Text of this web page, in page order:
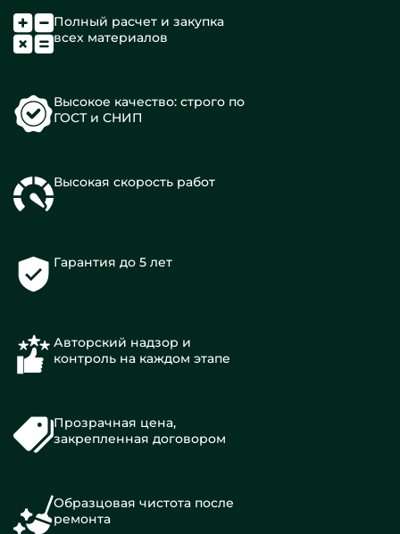
Полный расчет и закупка
всех материалов
Высокое качество: строго по
ГОСТ и СНИП
Высокая скорость работ
Гарантия до 5 лет
Авторский надзор и
контроль на каждом этапе
Прозрачная цена,
закрепленная договором
Образцовая чистота после
ремонта